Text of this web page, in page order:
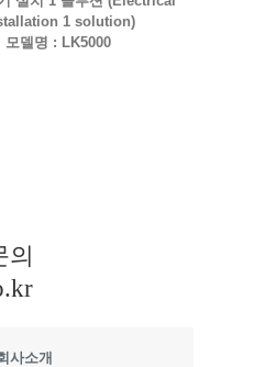
1 solution)
모델명 : LK5000
의
사소개